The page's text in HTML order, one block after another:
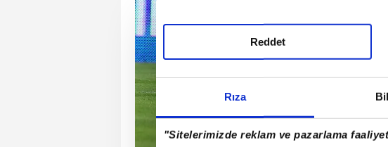
Rıza
"Sitelerimizde reklam ve pazarlama
Reddet